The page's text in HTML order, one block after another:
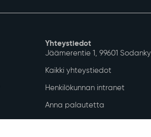
Yhteystiedot
Jäämerentie 1, 99601
Kaikki yhteystiedot
Henkilökunnan intranet
Anna palautetta